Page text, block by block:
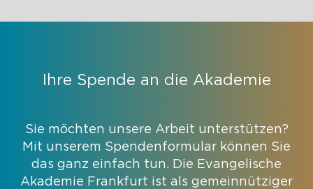
Ihre Spende an die Akademie
Sie möchten unsere Arbeit unterstützen?
Mit unserem Spendenformular können Sie
das ganz einfach tun. Die Evangelische
Akademie Frankfurt ist als gemeinnütziger